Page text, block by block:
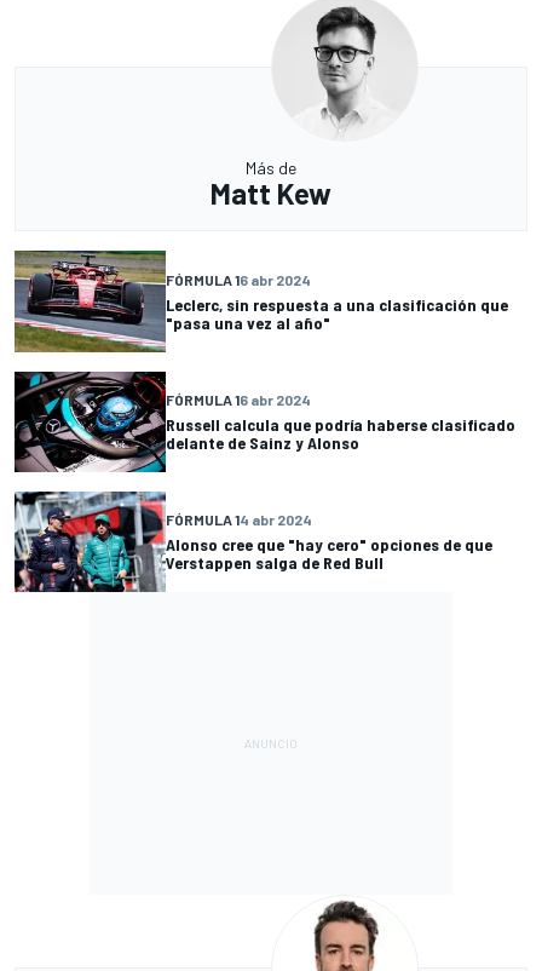
Más de
Matt Kew
FÓRMULA 16 abr 2024
Leclerc, sin respuesta a una clasificación que
"pasa una vez al año"
FÓRMULA 16 abr 2024
Russell calcula que podría haberse clasificado
delante de Sainz y Alonso
FÓRMULA 14 abr 2024
Alonso cree que "hay cero" opciones de que
Verstappen salga de Red Bull